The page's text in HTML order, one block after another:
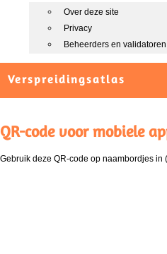
Over deze site
Privacy
Beheerders en validatoren
Verspreidingsatlas
QR-code voor mobiele
Gebruik deze QR-code op naambordjes